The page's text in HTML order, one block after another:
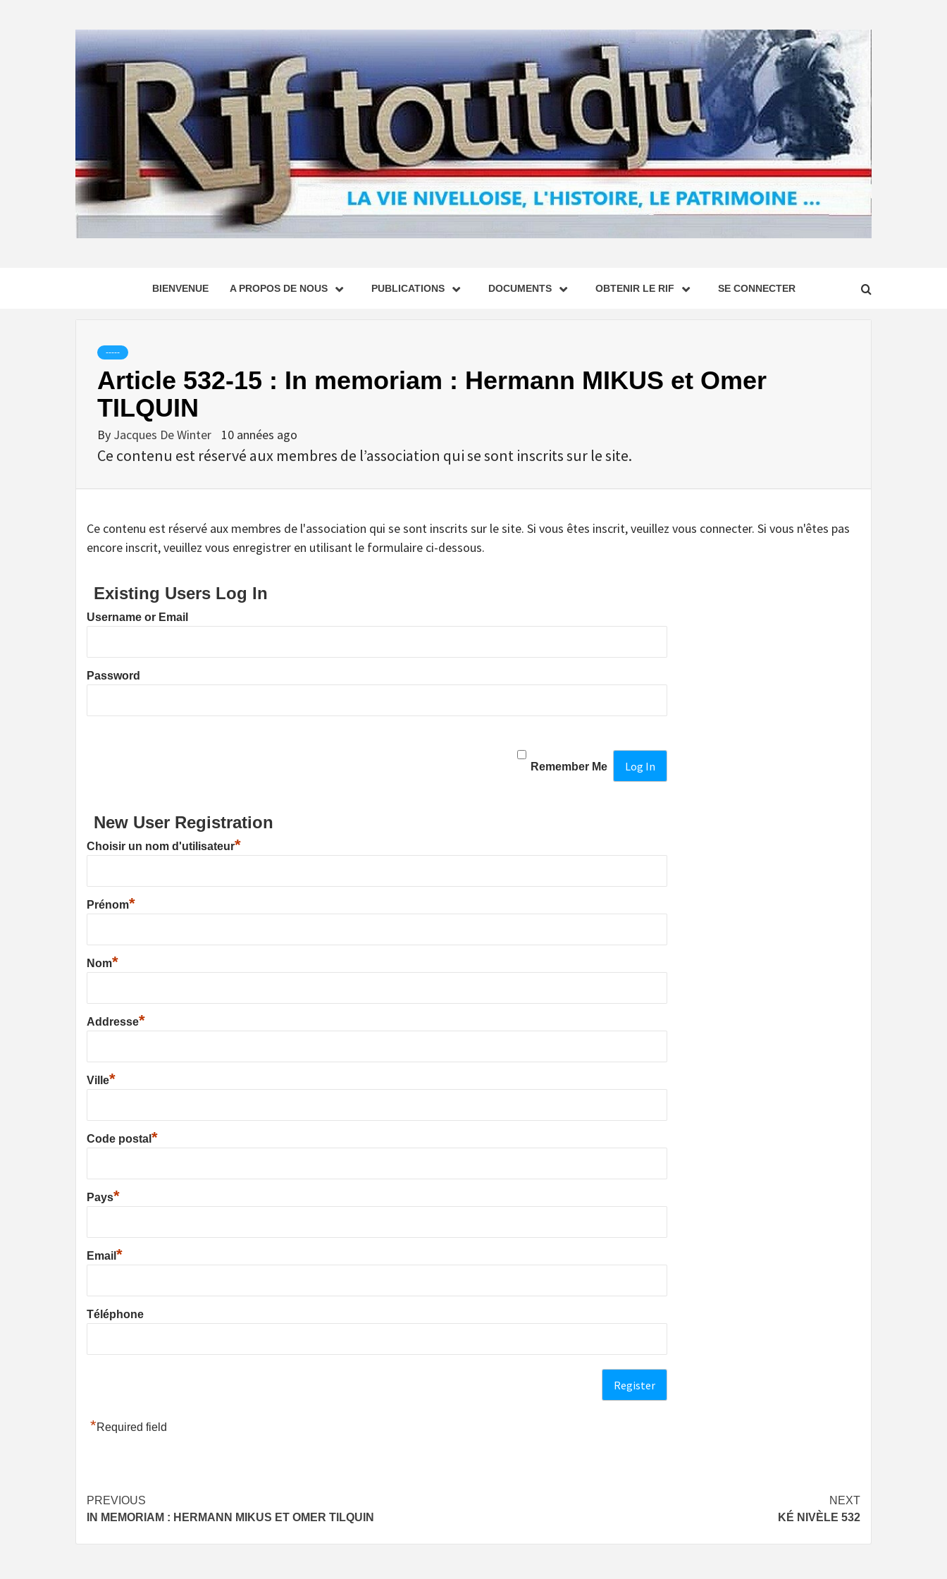
BIENVENUE A PROPOS DE NOUS PUBLICATIONS DOCUMENTS OBTENIR LE RIF SE CONNECTER
-----
Article 532-15 : In memoriam : Hermann MIKUS et Omer
TILQUIN
By Jacques De Winter 10 années ago
Ce contenu est réservé aux membres de l’association qui se sont inscrits sur le site.
Ce contenu est réservé aux membres de l'association qui se sont inscrits sur le site. Si vous êtes inscrit, veuillez vous connecter. Si vous n'êtes pas
encore inscrit, veuillez vous enregistrer en utilisant le formulaire ci-dessous.
Existing Users Log In
Username or Email
Password
Remember Me
New User Registration
Choisir un nom d'utilisateur*
Prénom*
Nom*
Addresse*
Ville*
Code postal *
Pays*
Email *
Téléphone
*Required field
Post
navigation
PREVIOUS
IN MEMORIAM : HERMANN MIKUS ET OMER TILQUIN
NEXT
KÉ NIVÈLE 532